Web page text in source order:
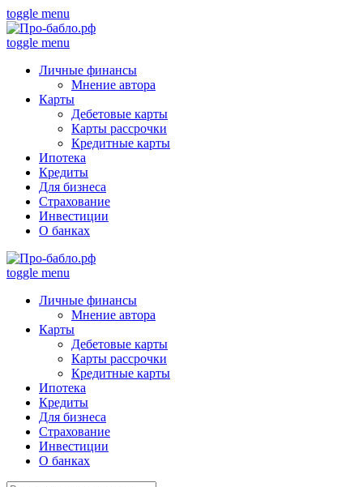
toggle menu
toggle menu
Личные финансы
Мнение автора
Карты
Дебетовые карты
Карты рассрочки
Кредитные карты
Ипотека
Кредиты
Для бизнеса
Страхование
Инвестиции
О банках
toggle menu
Личные финансы
Мнение автора
Карты
Дебетовые карты
Карты рассрочки
Кредитные карты
Ипотека
Кредиты
Для бизнеса
Страхование
Инвестиции
О банках